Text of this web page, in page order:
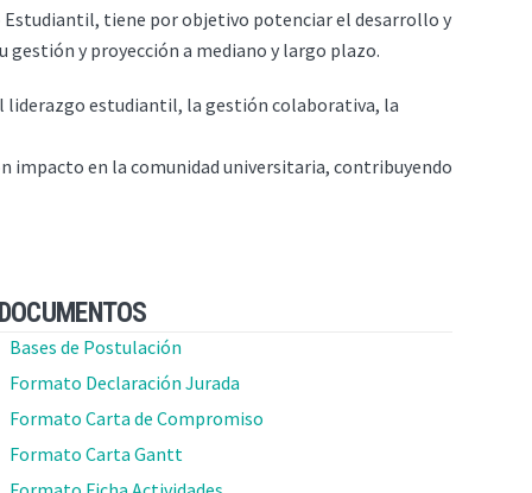
Estudiantil, tiene por objetivo potenciar el desarrollo y
y proyección a mediano y largo plazo.
estudiantil, la gestión colaborativa, la
impacto en la comunidad universitaria, contribuyendo
Bases de Postulación
Formato Declaración Jurada
Formato Carta de Compromiso
Formato Carta Gantt